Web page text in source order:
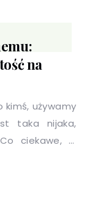
na
kimś, używamy
taka nijaka,
ciekawe, w
racji,
dla
obszarach